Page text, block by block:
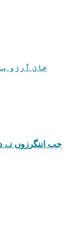
خان آرزو
جب اننگرزوں نے